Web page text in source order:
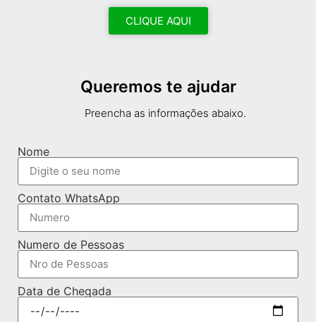
CLIQUE AQUI
Queremos te ajudar
Preencha as informações abaixo.
Nome
Contato WhatsApp
Numero de Pessoas
Data de Chegada